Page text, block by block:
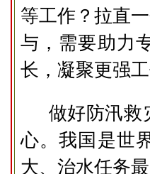
等工作？拉直
与，需要助力
长，凝聚更强工
做好防汛救
心。我国是世
大、治水任务